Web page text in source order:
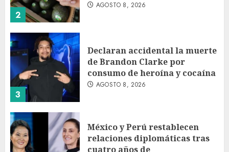
2
AGOSTO 8, 2026
3
Declaran accidental la muerte
de Brandon Clarke por
consumo de heroína y cocaína
AGOSTO 8, 2026
México y Perú restablecen
relaciones diplomáticas tras
cuatro años de